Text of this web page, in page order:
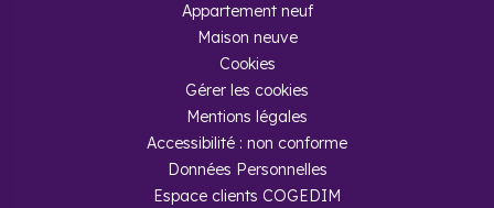
Appartement neuf
Maison neuve
Cookies
Gérer les cookies
Mentions légales
Accessibilité : non conforme
Données Personnelles
Espace clients COGEDIM